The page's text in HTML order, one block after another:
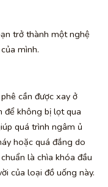
trở thành một nghệ
mình.
cần được xay ở
để không bị lọt qua
quá trình ngâm ủ
hoặc quá đắng do
là chìa khóa đầu
của loại đồ uống này.